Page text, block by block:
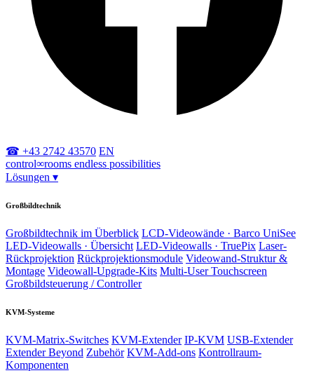
☎ +43 2742 43570 EN
control∞rooms endless possibilities
Lösungen ▾
Großbildtechnik
Großbildtechnik im Überblick LCD-Videowände · Barco UniSee
LED-Videowalls · Übersicht LED-Videowalls · TruePix Laser-
Rückprojektion Rückprojektionsmodule Videowand-Struktur &
Montage Videowall-Upgrade-Kits Multi-User Touchscreen
Großbildsteuerung / Controller
KVM-Systeme
KVM-Matrix-Switches KVM-Extender IP-KVM USB-Extender
Extender Beyond Zubehör KVM-Add-ons Kontrollraum-
Komponenten